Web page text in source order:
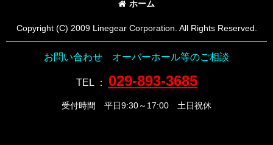
ホーム
Copyright (C) 2009 Linegear Corporation. All Rights Reserved.
お問い合わせ オーバーホール等のご相談
TEL： 029-893-3685
受付時間 平日9:30～17:00 土日祝休